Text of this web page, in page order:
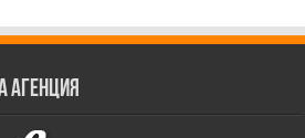
агенция